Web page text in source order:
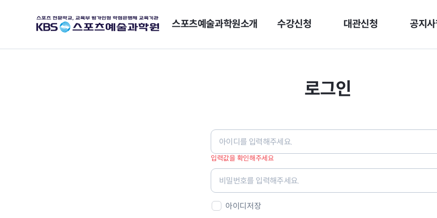
스포츠예술과학원소개 수강신청 대관신청 공지
로그인
로
인
정
입력값을 확인해주세요
아이디저장